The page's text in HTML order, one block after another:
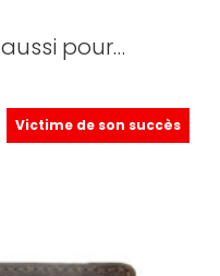
aussi pour…
Victime de son succès